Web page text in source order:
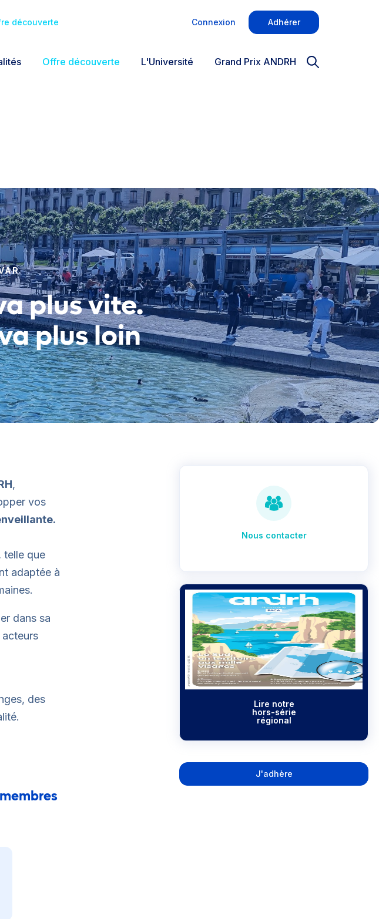
découverte Connexion Adhérer
Offre découverte L'Université Grand Prix ANDRH
plus vite.
plus loin
,
vos
telle que
adaptée à
dans sa
des
Nous contacter
Lire notre
hors-série
régional
J'adhère
Sans engagement, offre
limitée aux RH de + 30 ans